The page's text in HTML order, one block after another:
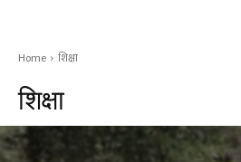
Home शिक्षा
शिक्षा